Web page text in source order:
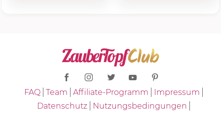
FAQ Team Affiliate-Programm
Impressum
Datenschutz
Nutzungsbedingungen